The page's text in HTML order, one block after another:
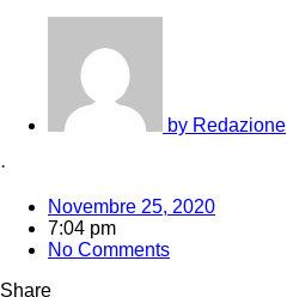
by Redazione
·
Novembre 25, 2020
7:04 pm
No Comments
Share